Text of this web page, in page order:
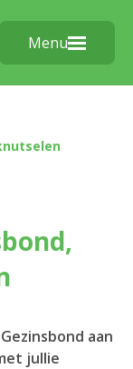
Menu
aan
jullie